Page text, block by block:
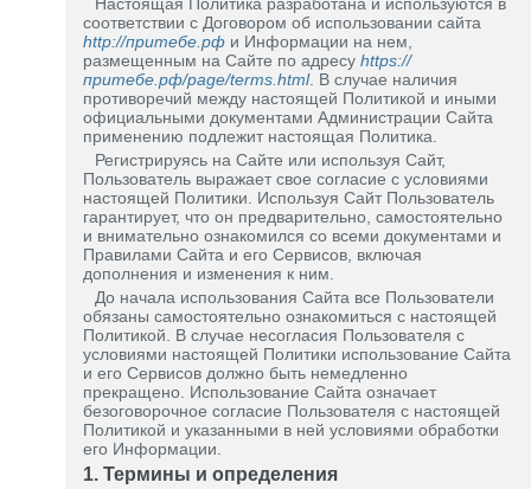
соответствии с Договором об использовании сайта
http://притебе.рф и Информации на нем,
размещенным на Сайте по адресу https://
притебе.рф/page/terms.html. В случае наличия
противоречий между настоящей Политикой и иными
официальными документами Администрации Сайта
применению подлежит настоящая Политика.
Регистрируясь на Сайте или используя Сайт,
Пользователь выражает свое согласие с условиями
настоящей Политики. Используя Сайт Пользователь
гарантирует, что он предварительно, самостоятельно
и внимательно ознакомился со всеми документами и
Правилами Сайта и его Сервисов, включая
дополнения и изменения к ним.
До начала использования Сайта все Пользователи
обязаны самостоятельно ознакомиться с настоящей
Политикой. В случае несогласия Пользователя с
условиями настоящей Политики использование Сайта
и его Сервисов должно быть немедленно
прекращено. Использование Сайта означает
безоговорочное согласие Пользователя с настоящей
Политикой и указанными в ней условиями обработки
его Информации.
1. Термины и определения